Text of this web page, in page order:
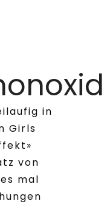
in
Girls
von
mal